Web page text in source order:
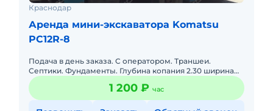
Краснодар
Аренда мини-экскаватора Komatsu
PC12R-8
Подача в день заказа. С оператором. Траншеи.
Септики. Фундаменты. Глубина копания 2.30 ширина
ковшей 30, 40, 50.
1 200 ₽ час